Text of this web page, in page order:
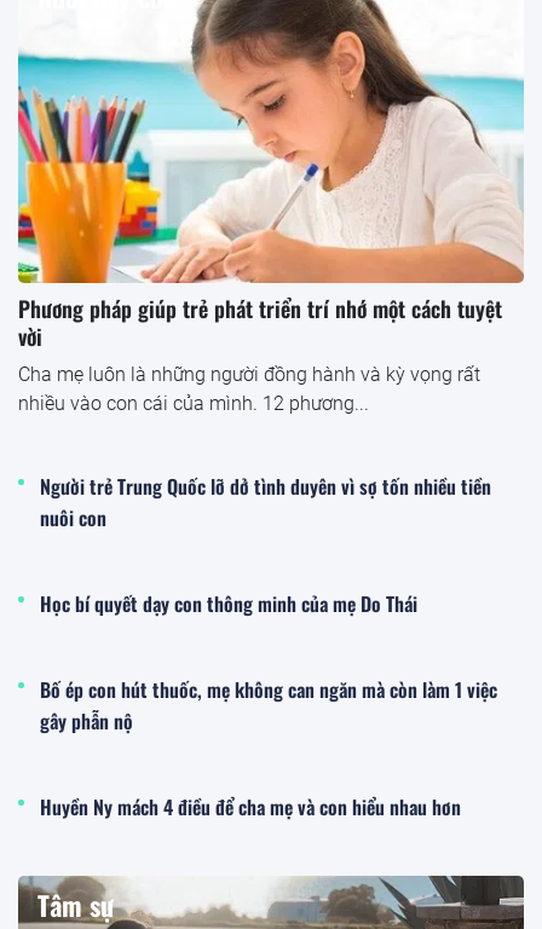
Phương pháp giúp trẻ phát triển trí nhớ một cách tuyệt
vời
Cha mẹ luôn là những người đồng hành và kỳ vọng rất
nhiều vào con cái của mình. 12 phương...
Người trẻ Trung Quốc lỡ dở tình duyên vì sợ tốn nhiều tiền
nuôi con
Học bí quyết dạy con thông minh của mẹ Do Thái
Bố ép con hút thuốc, mẹ không can ngăn mà còn làm 1 việc
gây phẫn nộ
Huyền Ny mách 4 điều để cha mẹ và con hiểu nhau hơn
Tâm sự